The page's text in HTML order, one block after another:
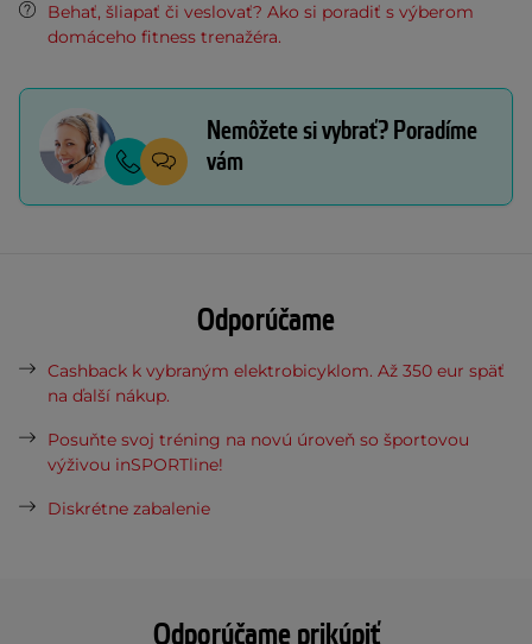
Behať, šliapať či veslovať? Ako si poradiť s výberom
domáceho fitness trenažéra.
Nemôžete si vybrať? Poradíme
vám
Odporúčame
Cashback k vybraným elektrobicyklom. Až 350 eur späť
na ďalší nákup.
Posuňte svoj tréning na novú úroveň so športovou
výživou inSPORTline!
Diskrétne zabalenie